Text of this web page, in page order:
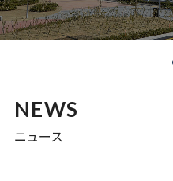
NEWS
ニュース